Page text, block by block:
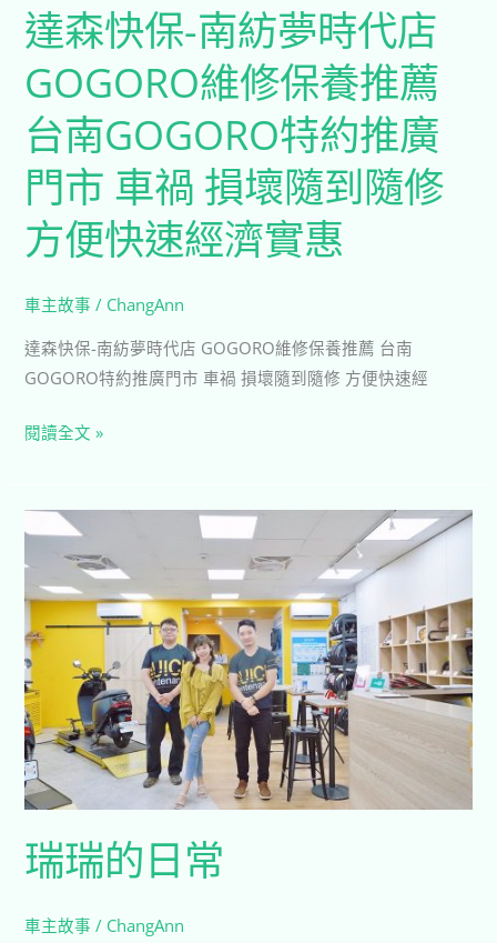
達森快保-南紡夢時代店
GOGORO維修保養推薦
台南GOGORO特約推廣
門市 車禍 損壞隨到隨修
方便快速經濟實惠​
車主故事 / ChangAnn
達森快保-南紡夢時代店 GOGORO維修保養推薦 台南
GOGORO特約推廣門市 車禍 損壞隨到隨修 方便快速經
GOGORO
維
修
養
推
台
南
特
約
推
門
禍
損
壞
隨
到
隨
修
方
便
快
經
實
閱讀全文 »
瑞瑞的日常
車主故事 / ChangAnn
的
日
常